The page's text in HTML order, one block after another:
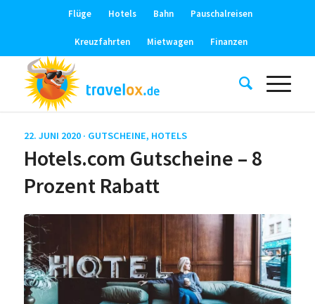
Flüge Hotels Bahn Pauschalreisen
Kreuzfahrten Mietwagen Finanzen
22. JUNI 2020 · GUTSCHEINE, HOTELS
Hotels.com Gutscheine – 8
Prozent Rabatt